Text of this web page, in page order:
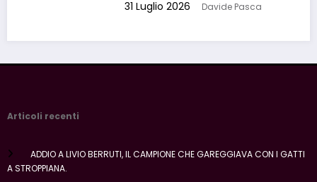
Davide Pasca
Articoli recenti
ADDIO A LIVIO BERRUTI, IL CAMPIONE CHE GAREGGIAVA CON I GATTI
A STROPPIANA.